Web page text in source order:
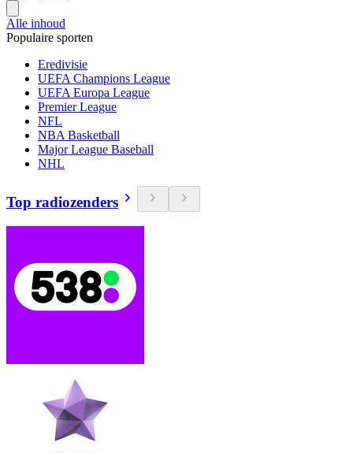
Alle inhoud
Populaire sporten
Eredivisie
UEFA Champions League
UEFA Europa League
Premier League
NFL
NBA Basketball
Major League Baseball
NHL
Top radiozenders